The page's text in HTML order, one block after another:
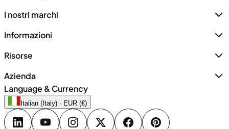
I nostri marchi
Informazioni
Risorse
Azienda
Language & Currency
Italian (Italy) · EUR (€)